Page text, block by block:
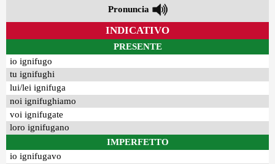
Pronuncia
INDICATIVO
PRESENTE
io ignifugo
tu ignifughi
lui/lei ignifuga
noi ignifughiamo
voi ignifugate
loro ignifugano
IMPERFETTO
io ignifugavo